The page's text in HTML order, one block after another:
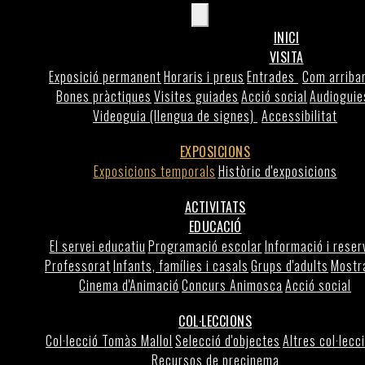
INICI
VISITA
Exposició permanentHoraris i preus Entrades Com
Bones pràctiques Visites guiades Acció social
Videoguia (llengua de signes) Accessibilitat
EXPOSICIONS
Exposicions temporals Històric d'exposicions
ACTIVITATS
EDUCACIÓ
El servei educatiu Programació escolarInformació i
ProfessoratInfants, famílies i casals Grups d'adults
Cinema d'Animació Concurs Animosca Acció social
COL·LECCIONS
Col·lecció Tomàs Mallol Selecció d'objectes Altres
Recursos de precinema